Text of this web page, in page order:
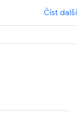
Číst